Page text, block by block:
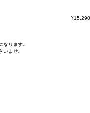
¥15,290
なります。
いませ。